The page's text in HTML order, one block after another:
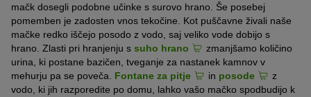
mačk dosegli podobne učinke s surovo hrano. Še posebej
pomemben je zadosten vnos tekočine. Kot puščavne živali naše
mačke redko iščejo posodo z vodo, saj veliko vode dobijo s
hrano. Zlasti pri hranjenju s suho hrano
zmanjšamo količino
urina, ki postane bazičen, tveganje za nastanek kamnov v
mehurju pa se poveča. Fontane za pitje in posode
z
vodo, ki jih razporedite po domu, lahko vašo mačko spodbudijo k